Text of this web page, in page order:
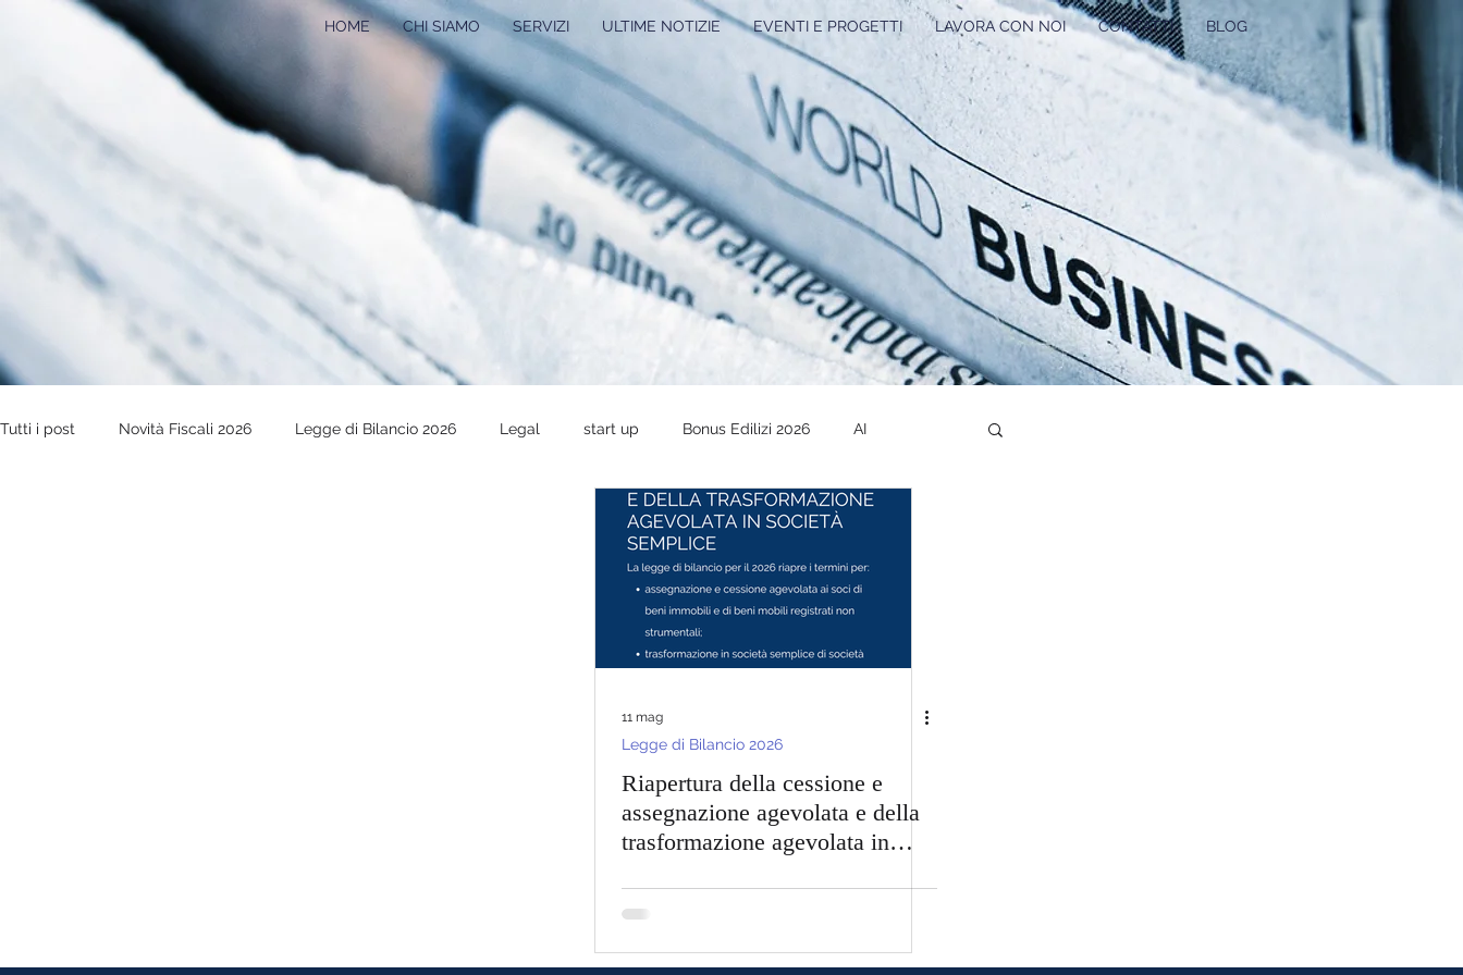
HOME CHI SIAMO SERVIZI ULTIME NOTIZIE EVENTI E PROGETTI LAVORA CON NOI CONTATTI BLOG
Tutti i post Novità Fiscali 2026 Legge di Bilancio 2026 Legal start up Bonus Edilizi 2026 AI
Novità Fiscali 2025 Bonus Edilizi 2025
Legge Bilancio 2024 Lavora con Noi
11 mag
Legge di Bilancio 2026
Riapertura della cessione e
assegnazione agevolata e della
trasformazione agevolata in